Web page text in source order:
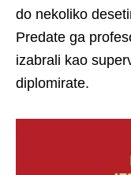
do nekoliko
Predate ga
izabrali kao
diplomirate.